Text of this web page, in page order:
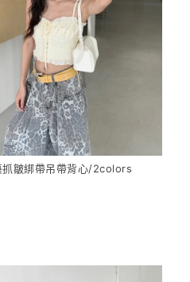
抓皺綁帶吊帶背心/2colors